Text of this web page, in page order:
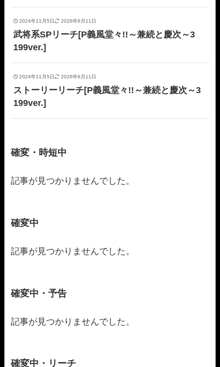
2024年11月5日 2026年6月11日
武将系SPリーチ[P義風堂々!!～兼続と慶次～3
199ver.]
2024年11月5日 2026年6月11日
ストーリーリーチ[P義風堂々!!～兼続と慶次～3
199ver.]
確変・時短中
記事が見つかりませんでした。
確変中
記事が見つかりませんでした。
確変中・予告
記事が見つかりませんでした。
確変中・リーチ